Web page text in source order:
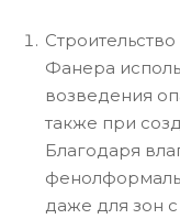
Фанера
возведения
также при
Благодаря
даже для зон